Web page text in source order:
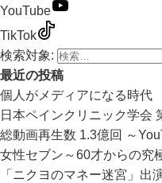
YouTube
TikTok
検索対象:
最近の投稿
個人がメディアになる時代
日本ペインクリニック学会
総動画再生数 1.3億回 ～
女性セブン～60才からの究
「ニクヨのマネー迷宮」出